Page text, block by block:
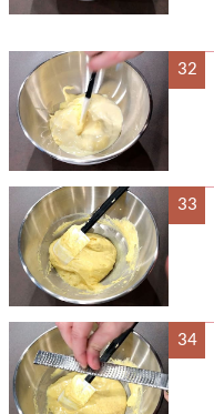
32
33
34